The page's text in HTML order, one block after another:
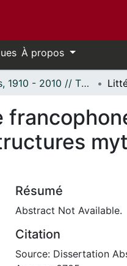
À propos
Thèses, 1910 - 2010 // Theses, 1910 - 2010
Résumé
Abstract Not Available.
Citation
Source: Dissertation